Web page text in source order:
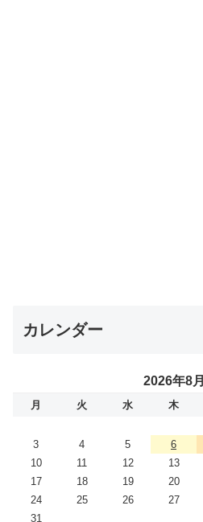
カレンダー
2026年8月
月 火 水 木
3
4 5 6
10
11 12 13
17
18 19 20
24
25 26 27
31